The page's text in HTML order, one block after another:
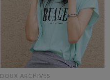
DOUX ARCHIVES